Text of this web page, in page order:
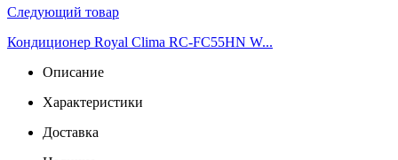
Следующий товар
Кондиционер Royal Clima RC-FC55HN W...
Описание
Характеристики
Доставка